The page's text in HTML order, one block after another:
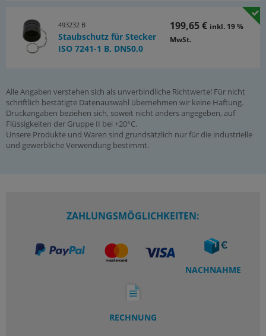
493232 B
Staubschutz für Stecker
ISO 7241-1 B, DN50,0
199,65 € inkl. 19 %
MwSt.
Alle Angaben verstehen sich als unverbindliche Richtwerte! Für nicht
schriftlich bestätigte Datenauswahl übernehmen wir keine Haftung.
Druckangaben beziehen sich, soweit nicht anders angegeben, auf
Flüssigkeiten der Gruppe II bei +20°C.
Unsere Produkte und Waren sind grundsätzlich nur für die industrielle
und gewerbliche Verwendung bestimmt.
ZAHLUNGSMÖGLICHKEITEN:
NACHNAHME
RECHNUNG